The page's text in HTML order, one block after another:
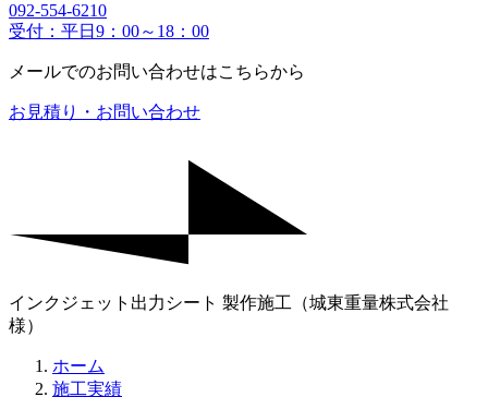
092-554-6210
受付：平日9：00～18：00
メールでのお問い合わせはこちらから
お見積り・お問い合わせ
インクジェット出力シート 製作施工（城東重量株式会社
様）
ホーム
施工実績